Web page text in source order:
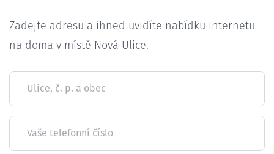
Zadejte adresu a ihned uvidíte nabídku internetu
na doma v místě Nová Ulice.
Ulice, č. p. a obec
Vaše telefonní číslo